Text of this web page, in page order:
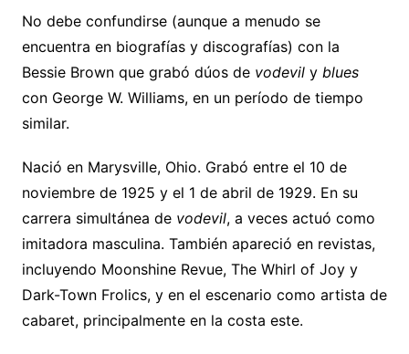
No debe confundirse (aunque a menudo se
encuentra en biografías y discografías) con la
Bessie Brown que grabó dúos de vodevily blues
con George W. Williams, en un período de tiempo
similar.
Nació en Marysville, Ohio. Grabó entre el 10 de
noviembre de 1925 y el 1 de abril de 1929. En su
carrera simultánea de vodevil, a veces actuó como
imitadora masculina. También apareció en revistas,
incluyendo Moonshine Revue, The Whirl of Joy y
Dark-Town Frolics, y en el escenario como artista de
cabaret, principalmente en la costa este.